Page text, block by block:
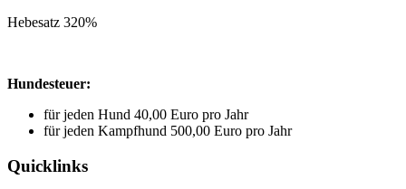
Hebesatz 320%
Hundesteuer:
für jeden Hund 40,00 Euro pro Jahr
für jeden Kampfhund 500,00 Euro pro Jahr
Quicklinks